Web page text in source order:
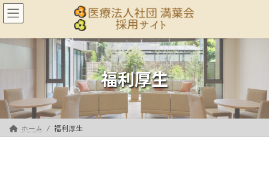
コ
ン
ン
キ
ッ
プ
ナ
ビ
ー
に
移
動
福利厚生
ホーム 福利厚生